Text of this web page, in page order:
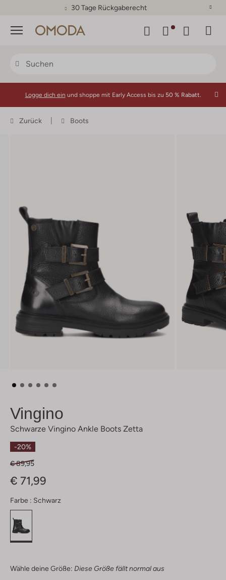
30 Tage Rückgaberecht
Menü
Logge dich ein und shoppe mit Early Access bis zu 50 % Rabatt.
Zurück Boots
Vingino
Schwarze Vingino Ankle Boots Zetta
-20%
€ 89,95
€ 71,99
Farbe : Schwarz
Wähle deine Größe: Diese Größe fällt normal aus